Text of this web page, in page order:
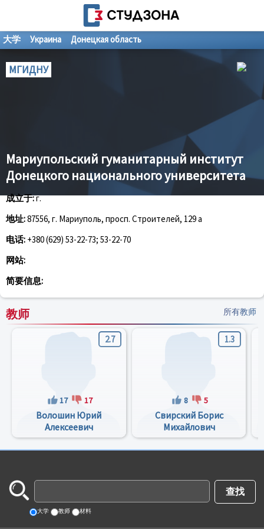
大学 Украина Донецкая область
МГИДНУ
Мариупольский гуманитарный институт
Донецкого национального университета
成立于:г.
地址:87556, г. Мариуполь, просп. Строителей, 129 а
电话: +380 (629) 53-22-73; 53-22-70
网站:
简要信息:
教师 所有教师
2.7
17 17
Волошин Юрий
Алексеевич
1.3
8 5
Свирский Борис
Михайлович
大学 教师 材料